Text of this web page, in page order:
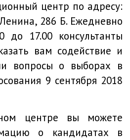
центр по адресу:
286 Б. Ежедневно
до 17.00 консультанты
вам содействие и
вопросы о выборах в
9 сентября 2018
центре вы можете
о кандидатах в